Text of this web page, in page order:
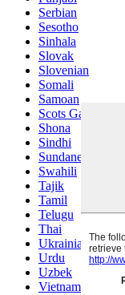
Serbian
Sesotho
Sinhala
Slovak
Slovenian
Somali
Samoan
Scots Gaelic
Shona
Sindhi
Sundanese
Swahili
Tajik
Tamil
Telugu
Thai
Ukrainian
Urdu
Uzbek
Vietnamese